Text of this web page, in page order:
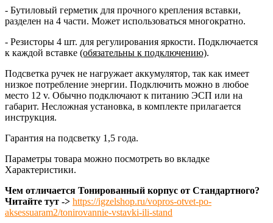
- Бутиловый герметик для прочного крепления вставки,
разделен на 4 части. Может использоваться многократно.
- Резисторы 4 шт. для регулирования яркости. Подключается
к каждой вставке (обязательны к подключению).
Подсветка ручек не нагружает аккумулятор, так как имеет
низкое потребление энергии. Подключить можно в любое
место 12 v. Обычно подключают к питанию ЭСП или на
габарит. Несложная установка, в комплекте прилагается
инструкция.
Гарантия на подсветку 1,5 года.
Параметры товара можно посмотреть во вкладке
Характеристики.
Чем отличается Тонированный корпус от Стандартного?
Читайте тут -> https://igzelshop.ru/vopros-otvet-po-
aksessuaram2/tonirovannie-vstavki-ili-stand